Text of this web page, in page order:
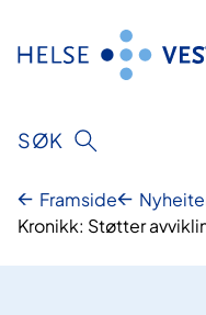
innhald
SØK
Framside
Kronikk: Støtter